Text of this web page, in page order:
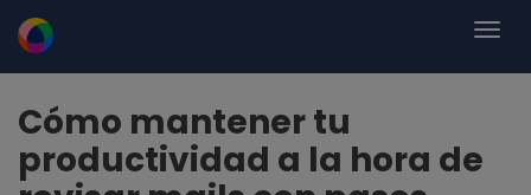
Cómo mantener tu
productividad a la hora de